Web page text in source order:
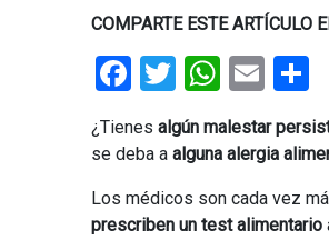
COMPARTE ESTE ARTÍCULO
Facebook
TwitterEmail
¿Tienes algún malestar
se deba a alguna alergia
Los médicos son cada vez
prescriben un test alimentario